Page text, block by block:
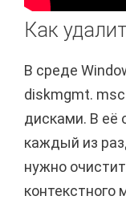
Как
В среде
diskmgmt.
дисками. В её
каждый из
нужно